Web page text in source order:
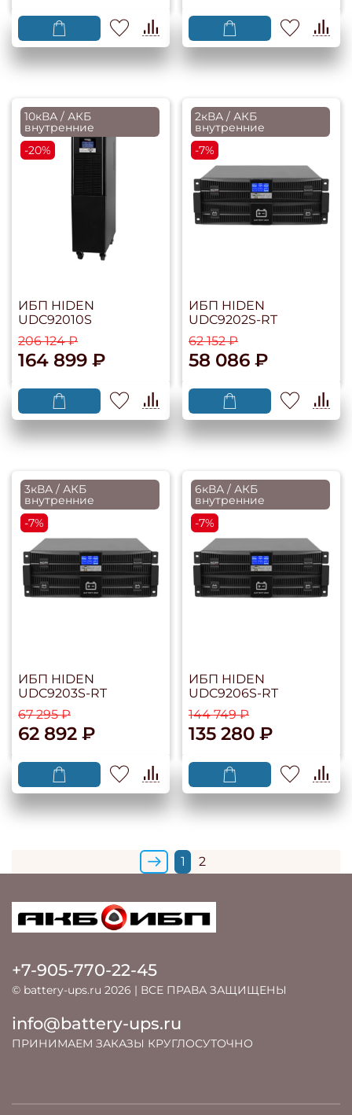
10кВА / АКБ
внутренние
-20%
ИБП HIDEN
UDC92010S
206 124 ₽
164 899 ₽
2кВА / АКБ
внутренние
-7%
ИБП HIDEN
UDC9202S-RT
62 152 ₽
58 086 ₽
3кВА / АКБ
внутренние
-7%
ИБП HIDEN
UDC9203S-RT
67 295 ₽
62 892 ₽
6кВА / АКБ
внутренние
-7%
ИБП HIDEN
UDC9206S-RT
144 749 ₽
135 280 ₽
1 2
+7-905-770-22-45
© battery-ups.ru 2026 | ВСЕ ПРАВА ЗАЩИЩЕНЫ
info@battery-ups.ru
ПРИНИМАЕМ ЗАКАЗЫ КРУГЛОСУТОЧНО